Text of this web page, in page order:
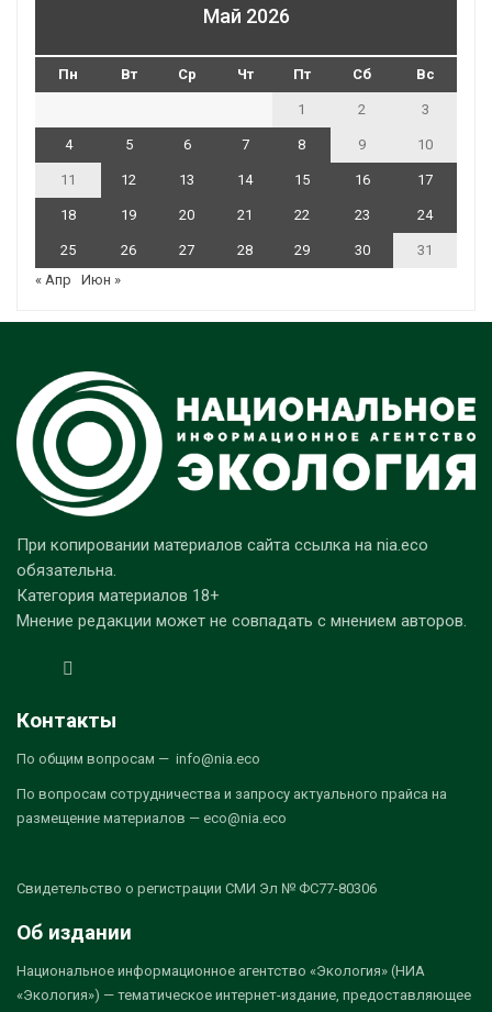
Май 2026
Пн Вт Ср Чт Пт Сб Вс
1 2 3
4 5 6 7 8 9 10
11 12 13 14 15 16 17
18 19 20 21 22 23 24
25 26 27 28 29 30
31
« Апр
Июн »
При копировании материалов сайта ссылка на nia.eco
обязательна.
Категория материалов 18+
Мнение редакции может не совпадать с мнением авторов.
Контакты
По общим вопросам — info@nia.eco
По вопросам сотрудничества и запросу актуального прайса на
размещение материалов — eco@nia.eco
Свидетельство о регистрации СМИ Эл № ФС77-80306
Об издании
Национальное информационное агентство «Экология» (НИА
«Экология») — тематическое интернет-издание, предоставляющее